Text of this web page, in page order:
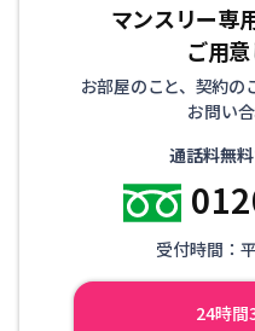
マンスリー専
ご用
お部屋のこと、契約の
お問い
通話料無
受付時間：
24時間